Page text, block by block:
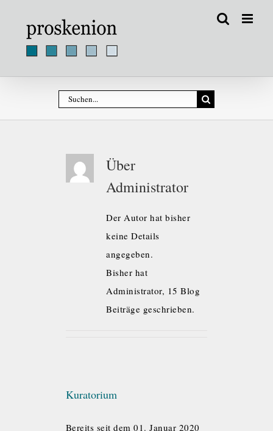
springen
Suche
nach:
Über
Administrator
Der Autor hat bisher
keine Details
angegeben.
Bisher hat
Administrator, 15 Blog
Beiträge geschrieben.
Kuratorium
Bereits seit dem 01. Januar 2020